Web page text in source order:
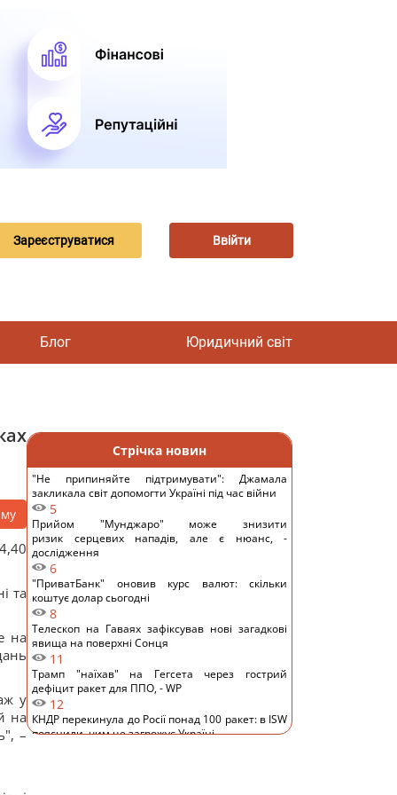
Зареєструватися Ввійти
Блог Юридичний світ
та
на
у
на
–
Стрічка новин
"Не припиняйте підтримувати": Джамала
закликала світ допомогти Україні під час війни
5
Прийом "Мунджаро" може знизити
ризик серцевих нападів, але є нюанс, -
дослідження
6
"ПриватБанк" оновив курс валют: скільки
коштує долар сьогодні
8
Телескоп на Гаваях зафіксував нові загадкові
явища на поверхні Сонця
11
Трамп "наїхав" на Гегсета через гострий
дефіцит ракет для ППО, - WP
12
КНДР перекинула до Росії понад 100 ракет: в ISW
пояснили, чим це загрожує Україні